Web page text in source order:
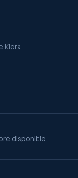
Kiera
disponible.